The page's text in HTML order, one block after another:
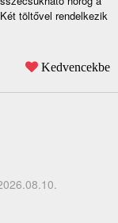
töltővel rendelkezik
Kedvencekbe